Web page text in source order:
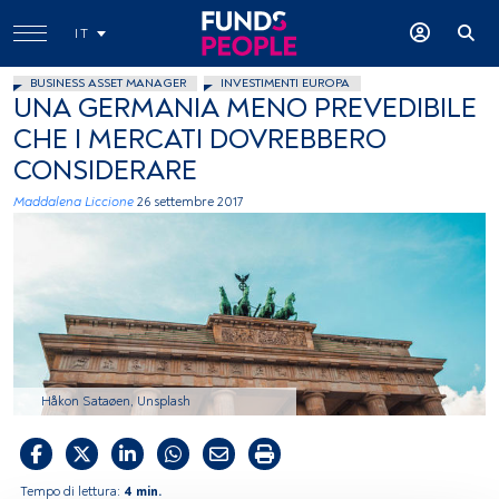
IT
BUSINESS ASSET MANAGER INVESTIMENTI EUROPA
UNA GERMANIA MENO PREVEDIBILE
CHE I MERCATI DOVREBBERO
CONSIDERARE
Maddalena Liccione 26 settembre 2017
Håkon Sataøen, Unsplash
Tempo di lettura: 4 min.